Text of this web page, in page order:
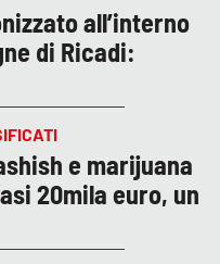
all’interno
di Ricadi:
e marijuana
20mila euro, un